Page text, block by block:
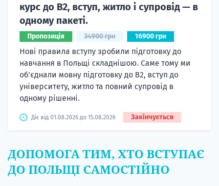
курс до B2, вступ, житло і супровід — в
одному пакеті.
Пропозиція 34900 грн 16900 грн
Нові правила вступу зробили підготовку до
навчання в Польщі складнішою. Саме тому ми
об'єднали мовну підготовку до В2, вступ до
університету, житло та повний супровід в
одному рішенні.
Діє від 01.08.2026 до 15.08.2026 Закінчується
ДОПОМОГА ТИМ, ХТО ВСТУПАЄ
ДО ПОЛЬЩІ САМОСТІЙНО